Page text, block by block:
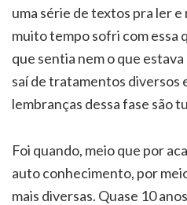
uma série de textos pra ler
muito tempo sofri com essa
que sentia nem o que
saí de tratamentos diversos
lembranças dessa fase são
Foi quando, meio que por
auto conhecimento, por
mais diversas. Quase 10